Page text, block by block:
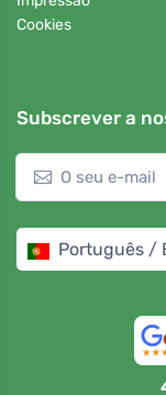
Cookies
Subscrever a
Português /